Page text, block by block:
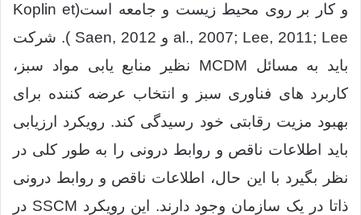
و کار بر روی محیط زیست و جامعه است(Koplin et
al., 2007; Lee, 2011; Lee و Saen, 2012 ). شرکت
باید به مسائل MCDM نظیر منابع یابی مواد سبز،
کاربرد های فناوری سبز و انتخاب عرضه کننده برای
بهبود مزیت رقابتی خود رسیدگی کند. رویکرد ارزیابی
باید اطلاعات ناقص و روابط درونی را به طور کلی در
نظر بگیرد با این حال، اطلاعات ناقص و روابط درونی
ذاتا در یک سازمان وجود دارند. این رویکرد SSCM در